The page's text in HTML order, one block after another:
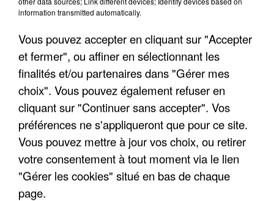
Un second cadre de la DZ Mafia interpellé en
Un cofondateur du réseau avait été interpellé
quelques jours plus tôt.
information transmitted automatically.
Vous pouvez accepter en cliquant sur "Accepter
et fermer", ou affiner en sélectionnant les
finalités et/ou partenaires dans "Gérer mes
choix". Vous pouvez également refuser en
cliquant sur "Continuer sans accepter". Vos
préférences ne s'appliqueront que pour ce site.
Vous pouvez mettre à jour vos choix, ou retirer
votre consentement à tout moment via le lien
"Gérer les cookies" situé en bas de chaque
page.